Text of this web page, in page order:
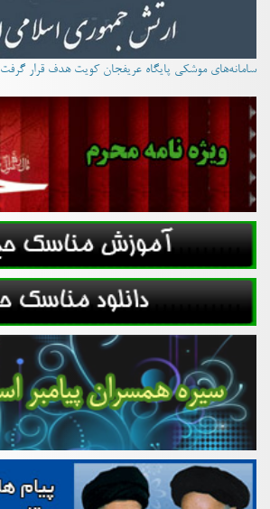
سامانه‌های موشکی پایگاه عریفجان کویت هدف قرار گرفت